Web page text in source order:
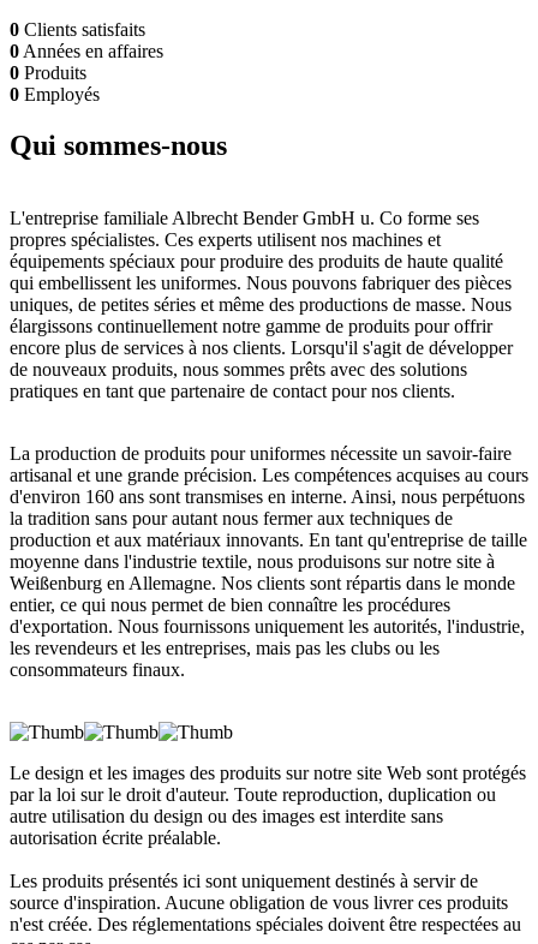
0 Clients satisfaits
0 Années en affaires
0 Produits
0 Employés
Qui sommes-nous
L'entreprise familiale Albrecht Bender GmbH u. Co forme ses
propres spécialistes. Ces experts utilisent nos machines et
équipements spéciaux pour produire des produits de haute qualité
qui embellissent les uniformes. Nous pouvons fabriquer des pièces
uniques, de petites séries et même des productions de masse. Nous
élargissons continuellement notre gamme de produits pour offrir
encore plus de services à nos clients. Lorsqu'il s'agit de développer
de nouveaux produits, nous sommes prêts avec des solutions
pratiques en tant que partenaire de contact pour nos clients.
La production de produits pour uniformes nécessite un savoir-faire
artisanal et une grande précision. Les compétences acquises au cours
d'environ 160 ans sont transmises en interne. Ainsi, nous perpétuons
la tradition sans pour autant nous fermer aux techniques de
production et aux matériaux innovants. En tant qu'entreprise de taille
moyenne dans l'industrie textile, nous produisons sur notre site à
Weißenburg en Allemagne. Nos clients sont répartis dans le monde
entier, ce qui nous permet de bien connaître les procédures
d'exportation. Nous fournissons uniquement les autorités, l'industrie,
les revendeurs et les entreprises, mais pas les clubs ou les
consommateurs finaux.
Le design et les images des produits sur notre site Web sont protégés
par la loi sur le droit d'auteur. Toute reproduction, duplication ou
autre utilisation du design ou des images est interdite sans
autorisation écrite préalable.
Les produits présentés ici sont uniquement destinés à servir de
source d'inspiration. Aucune obligation de vous livrer ces produits
n'est créée. Des réglementations spéciales doivent être respectées au